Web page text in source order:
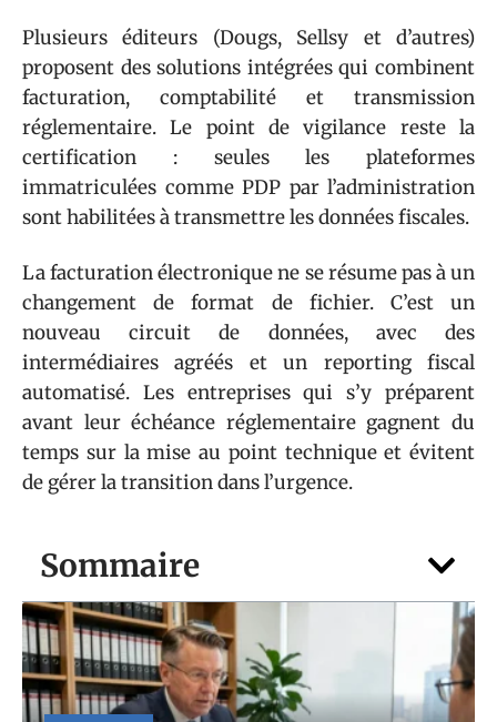
Sommaire
Plusieurs éditeurs (Dougs, Sellsy et d’autres)
proposent des solutions intégrées qui combinent
facturation, comptabilité et transmission
réglementaire. Le point de vigilance reste la
certification : seules les plateformes
immatriculées comme PDP par l’administration
sont habilitées à transmettre les données fiscales.
La facturation électronique ne se résume pas à un
changement de format de fichier. C’est un
nouveau circuit de données, avec des
intermédiaires agréés et un reporting fiscal
automatisé. Les entreprises qui s’y préparent
avant leur échéance réglementaire gagnent du
temps sur la mise au point technique et évitent
de gérer la transition dans l’urgence.